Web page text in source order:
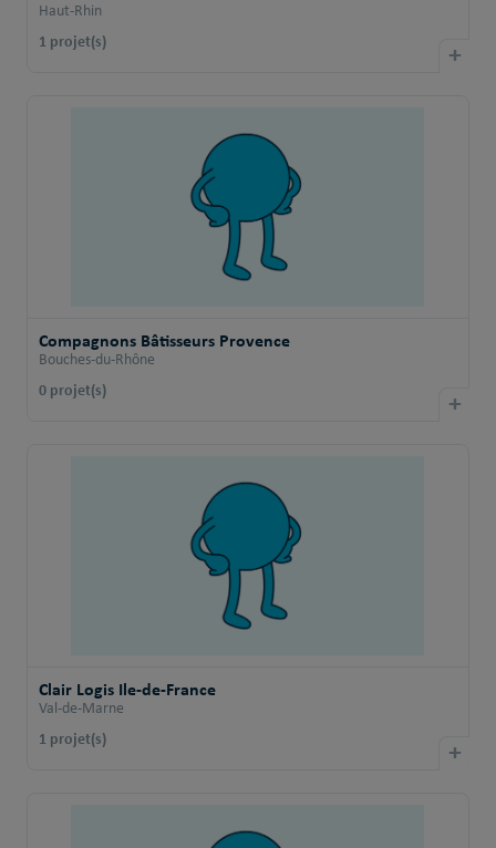
Haut-Rhin
1 projet(s) +
Compagnons Bâtisseurs Provence
Bouches-du-Rhône
0 projet(s) +
Clair Logis Ile-de-France
Val-de-Marne
1 projet(s) +